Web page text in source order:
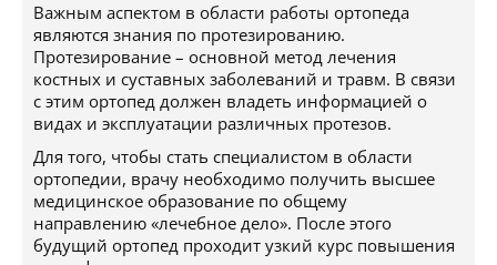
Важным аспектом в области работы ортопеда
являются знания по протезированию.
Протезирование – основной метод лечения
костных и суставных заболеваний и травм. В связи
с этим ортопед должен владеть информацией о
видах и эксплуатации различных протезов.
Для того, чтобы стать специалистом в области
ортопедии, врачу необходимо получить высшее
медицинское образование по общему
направлению «лечебное дело». После этого
будущий ортопед проходит узкий курс повышения